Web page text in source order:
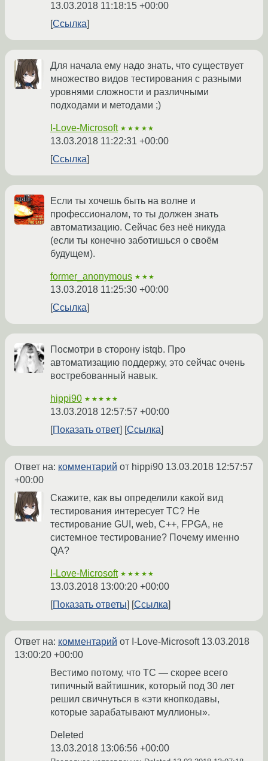
13.03.2018 11:18:15 +00:00
Ссылка
Для начала ему надо знать, что существует
множество видов тестирования с разными
уровнями сложности и различными
подходами и методами ;)
I-Love-Microsoft ★★★★★
13.03.2018 11:22:31 +00:00
Ссылка
Если ты хочешь быть на волне и
профессионалом, то ты должен знать
автоматизацию. Сейчас без неё никуда
(если ты конечно заботишься о своём
будущем).
former_anonymous ★★★
13.03.2018 11:25:30 +00:00
Ссылка
Посмотри в сторону istqb. Про
автоматизацию поддержу, это сейчас очень
востребованный навык.
hippi90 ★★★★★
13.03.2018 12:57:57 +00:00
Показать ответ
Ссылка
Ответ на: комментарий от hippi90 13.03.2018 12:57:57
+00:00
Скажите, как вы определили какой вид
тестирования интересует ТС? Не
тестирование GUI, web, C++, FPGA, не
системное тестирование? Почему именно
QA?
I-Love-Microsoft ★★★★★
13.03.2018 13:00:20 +00:00
Показать ответы
Ссылка
Ответ на: комментарий от I-Love-Microsoft 13.03.2018
13:00:20 +00:00
Вестимо потому, что ТС — скорее всего
типичный вайтишник, который под 30 лет
решил свичнуться в «эти кнопкодавы,
которые зарабатывают муллионы».
Deleted
13.03.2018 13:06:56 +00:00